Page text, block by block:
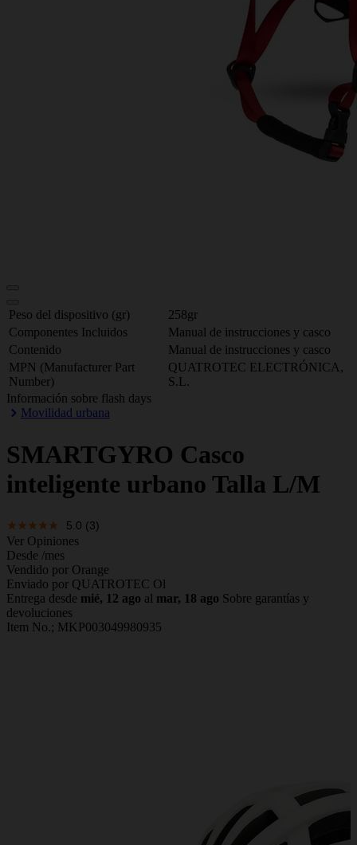
Peso del dispositivo (gr)
258gr
Componentes Incluidos
Manual de instrucciones y casco
Contenido
Manual de instrucciones y casco
MPN (Manufacturer Part
Number)
QUATROTEC ELECTRÓNICA,
S.L.
Información sobre flash days
Movilidad urbana
SMARTGYRO Casco
inteligente urbano Talla L/M
5.0 (3)
Ver Opiniones
Desde /mes
Vendido por Orange
Enviado por QUATROTEC Ol
Entrega desde mié, 12 ago al mar, 18 ago Sobre garantías y
devoluciones
Item No.; MKP003049980935